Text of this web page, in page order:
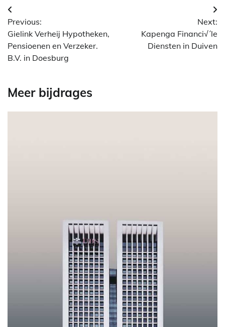
Berichtnavigatie
Previous:
Gielink Verheij Hypotheken,
Pensioenen en Verzeker.
B.V. in Doesburg
Next:
Kapenga Financi√´le
Diensten in Duiven
Meer bijdrages